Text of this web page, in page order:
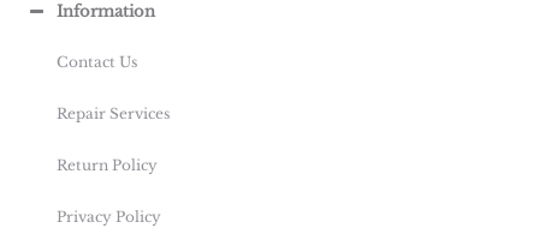
Information
Contact Us
Repair Services
Return Policy
Privacy Policy